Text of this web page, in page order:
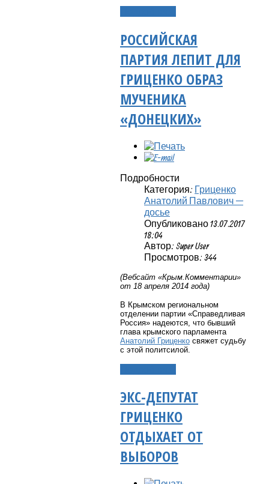
РОССИЙСКАЯ
ПАРТИЯ ЛЕПИТ ДЛЯ
ГРИЦЕНКО ОБРАЗ
МУЧЕНИКА
«ДОНЕЦКИХ»
Подробности
Категория: Гриценко
Анатолий Павлович —
досье
Опубликовано 13.07.2017
18:04
Автор: Super User
Просмотров: 344
(Вебсайт «Крым.Комментарии»
от 18 апреля 2014 года)
В Крымском региональном
отделении партии «Справедливая
Россия» надеются, что бывший
глава крымского парламента
Анатолий Гриценко свяжет судьбу
с этой политсилой.
ЭКС-ДЕПУТАТ
ГРИЦЕНКО
ОТДЫХАЕТ ОТ
ВЫБОРОВ